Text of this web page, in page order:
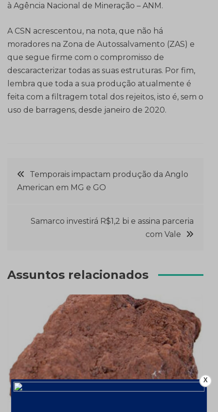
à Agência Nacional de Mineração – ANM.
A CSN acrescentou, na nota, que não há
moradores na Zona de Autossalvamento (ZAS) e
que segue firme com o compromisso de
descaracterizar todas as suas estruturas. Por fim,
lembra que toda a sua produção atualmente é
feita com a filtragem total dos rejeitos, isto é, sem o
uso de barragens, desde janeiro de 2020.
Navegação
de
Post
Temporais impactam produção da Anglo
American em MG e GO
Samarco investirá R$1,2 bi e assina parceria
com Vale
Assuntos relacionados
X